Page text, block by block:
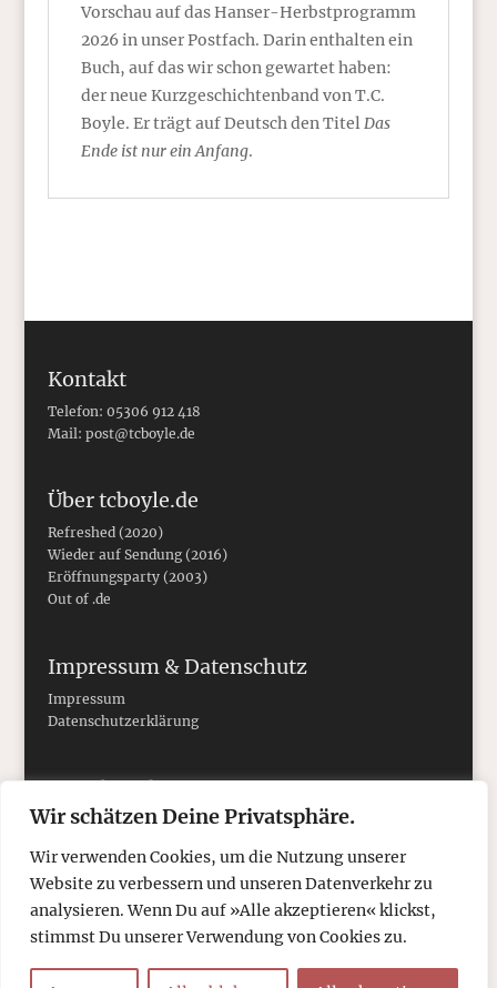
Wir schätzen Deine Privatsphäre.
Wir verwenden Cookies, um die Nutzung unserer
Website zu verbessern und unseren Datenverkehr zu
analysieren. Wenn Du auf »Alle akzeptieren« klickst,
stimmst Du unserer Verwendung von Cookies zu.
Vorschau auf das Hanser-Herbstprogramm
2026 in unser Postfach. Darin enthalten ein
Buch, auf das wir schon gewartet haben:
der neue Kurzgeschichtenband von T.C.
Boyle. Er trägt auf Deutsch den TitelDas
Ende ist nur ein Anfang.
Kontakt
Telefon: 05306 912 418
Mail: post@tcboyle.de
Über tcboyle.de
Refreshed (2020)
Wieder auf Sendung (2016)
Eröffnungsparty (2003)
Out of .de
Impressum & Datenschutz
Impressum
Datenschutzerklärung
Social Media